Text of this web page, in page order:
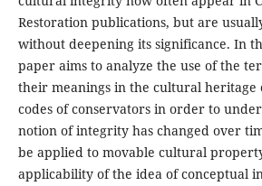
Restoration publications, but are
without deepening its significance. In
paper aims to analyze the use of the
their meanings in the cultural heritage
codes of conservators in order to
notion of integrity has changed over
be applied to movable cultural
applicability of the idea of conceptual